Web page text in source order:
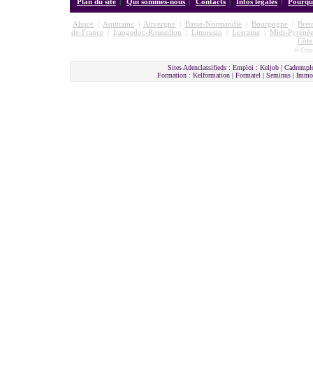
Alsace Aquitaine Auvergne Basse-Normandie Bourgogne
de-France| Langedoc-Roussillon Limousin Lorraine|
Midi-
©
Sites Adenclassifieds : Emploi : Keljob |
Formation : Kelformation | Formatel | Seminus |